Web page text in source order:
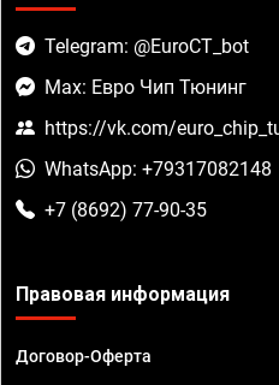
Telegram: @EuroCT_bot
Max: Евро Чип Тюнинг
https://vk.com/
WhatsApp: +79317082148
+7 (8692) 77-90-35
Правовая информация
Договор-Оферта